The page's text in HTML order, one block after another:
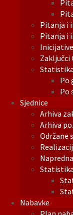
Pitanja i
Pitanja i
Zaključci
Po
Po
Sjednice
Arhiva
Arhiva
Održane
Nabavke